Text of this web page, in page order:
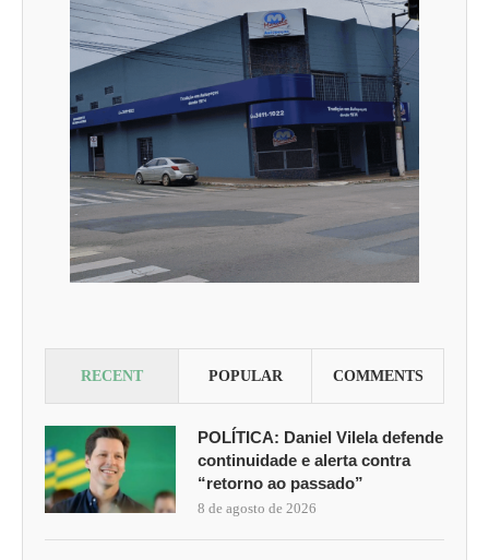
RECENT POPULAR COMMENTS
POLÍTICA: Daniel Vilela defende
continuidade e alerta contra
“retorno ao passado”
8 de agosto de 2026